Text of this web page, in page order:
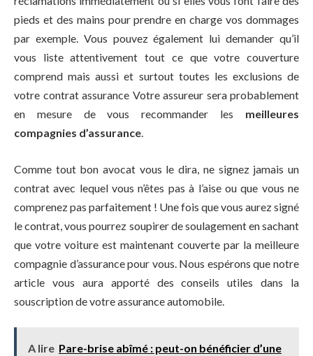
pieds et des mains pour prendre en charge vos dommages
par exemple. Vous pouvez également lui demander qu’il
vous liste attentivement tout ce que votre couverture
comprend mais aussi et surtout toutes les exclusions de
votre contrat assurance Votre assureur sera probablement
en mesure de vous recommander les meilleures
compagnies d’assurance.
Comme tout bon avocat vous le dira, ne signez jamais un
contrat avec lequel vous n’êtes pas à l’aise ou que vous ne
comprenez pas parfaitement ! Une fois que vous aurez signé
le contrat, vous pourrez soupirer de soulagement en sachant
que votre voiture est maintenant couverte par la meilleure
compagnie d’assurance pour vous. Nous espérons que notre
article vous aura apporté des conseils utiles dans la
souscription de votre assurance automobile.
A lire Pare-brise abîmé : peut-on bénéficier d’une